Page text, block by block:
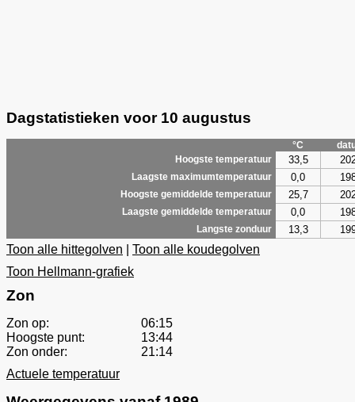
Dagstatistieken voor 10 augustus
°C
Hoogste temperatuur
33,5
Laagste maximumtemperatuur 0,0
Hoogste gemiddelde temperatuur 25,7
Laagste gemiddelde temperatuur 0,0
Langste zonduur 13,3
Toon alle hittegolven
Toon alle koudegolven
Toon Hellmann-grafiek
Zon
Zon op:
06:15
Hoogste punt:
13:44
Zon onder:
21:14
Actuele temperatuur